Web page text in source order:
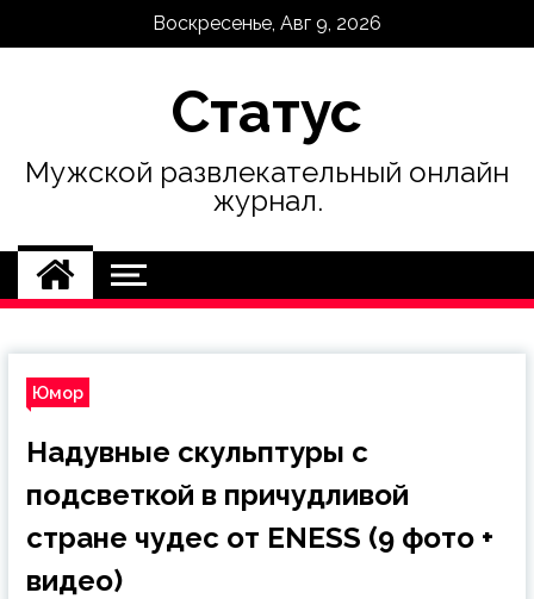
Воскресенье, Авг 9, 2026
Статус
Мужской развлекательный онлайн
журнал.
Юмор
Надувные скульптуры с
подсветкой в причудливой
стране чудес от ENESS (9 фото +
видео)